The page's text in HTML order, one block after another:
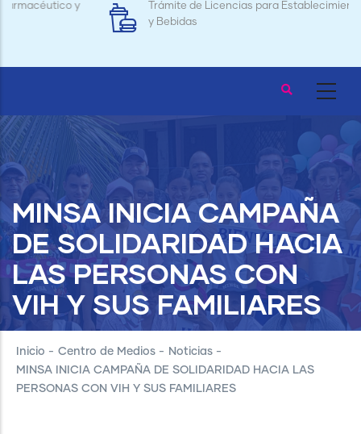
Trámite de Licencias para Establecimientos de Alimentos
MINSA INICIA CAMPAÑA
DE SOLIDARIDAD HACIA
LAS PERSONAS CON
VIH Y SUS FAMILIARES
Inicio - Centro de Medios - Noticias -
MINSA INICIA CAMPAÑA DE SOLIDARIDAD HACIA LAS
PERSONAS CON VIH Y SUS FAMILIARES